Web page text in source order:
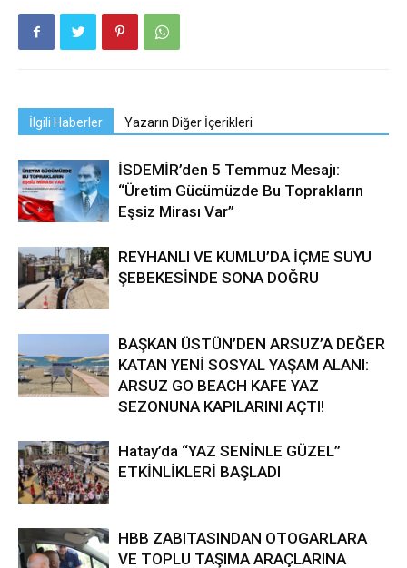
İlgili Haberler Yazarın Diğer İçerikleri
İSDEMİR’den 5 Temmuz Mesajı:
“Üretim Gücümüzde Bu Toprakların
Eşsiz Mirası Var”
REYHANLI VE KUMLU’DA İÇME SUYU
ŞEBEKESİNDE SONA DOĞRU
BAŞKAN ÜSTÜN’DEN ARSUZ’A DEĞER
KATAN YENİ SOSYAL YAŞAM ALANI:
ARSUZ GO BEACH KAFE YAZ
SEZONUNA KAPILARINI AÇTI!
Hatay’da “YAZ SENİNLE GÜZEL”
ETKİNLİKLERİ BAŞLADI
HBB ZABITASINDAN OTOGARLARA
VE TOPLU TAŞIMA ARAÇLARINA